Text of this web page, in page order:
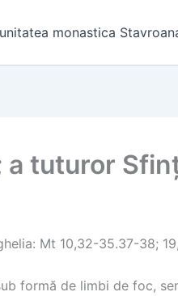
monastica
a tuturor
Mt 10,32-35.37-38;
formă de limbi de foc,